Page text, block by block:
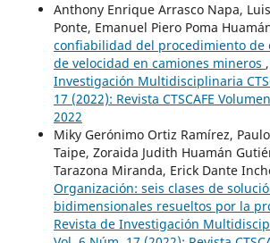
Anthony Enrique Arrasco Napa,
Ponte, Emanuel Piero Poma
confiabilidad del procedimiento de
de velocidad en camiones mineros ,
Investigación Multidisciplinaria
17 (2022): Revista CTSCAFE
2022
Miky Gerónimo Ortiz Ramírez,
Taipe, Zoraida Judith Huamán
Tarazona Miranda, Erick Dante
Organización: seis clases de
bidimensionales resueltos por la
Revista de Investigación